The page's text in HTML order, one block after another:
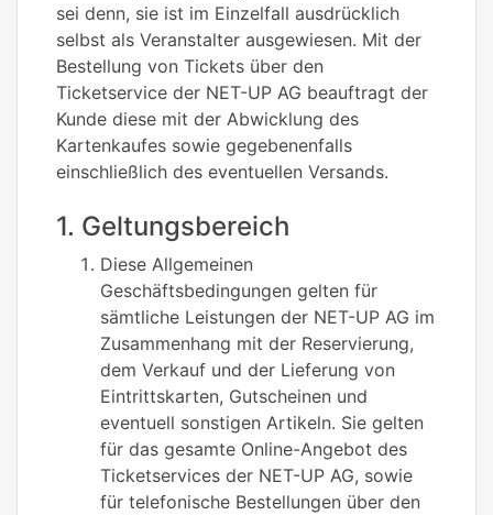
sei denn, sie ist im Einzelfall ausdrücklich
selbst als Veranstalter ausgewiesen. Mit der
Bestellung von Tickets über den
Ticketservice der NET-UP AG beauftragt der
Kunde diese mit der Abwicklung des
Kartenkaufes sowie gegebenenfalls
einschließlich des eventuellen Versands.
1. Geltungsbereich
Diese Allgemeinen
Geschäftsbedingungen gelten für
sämtliche Leistungen der NET-UP AG im
Zusammenhang mit der Reservierung,
dem Verkauf und der Lieferung von
Eintrittskarten, Gutscheinen und
eventuell sonstigen Artikeln. Sie gelten
für das gesamte Online-Angebot des
Ticketservices der NET-UP AG, sowie
für telefonische Bestellungen über den